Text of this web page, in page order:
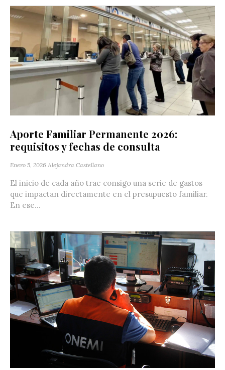
Aporte Familiar Permanente 2026:
requisitos y fechas de consulta
Enero 5, 2026 Alejandra Castellano
El inicio de cada año trae consigo una serie de gastos
que impactan directamente en el presupuesto familiar.
En ese...